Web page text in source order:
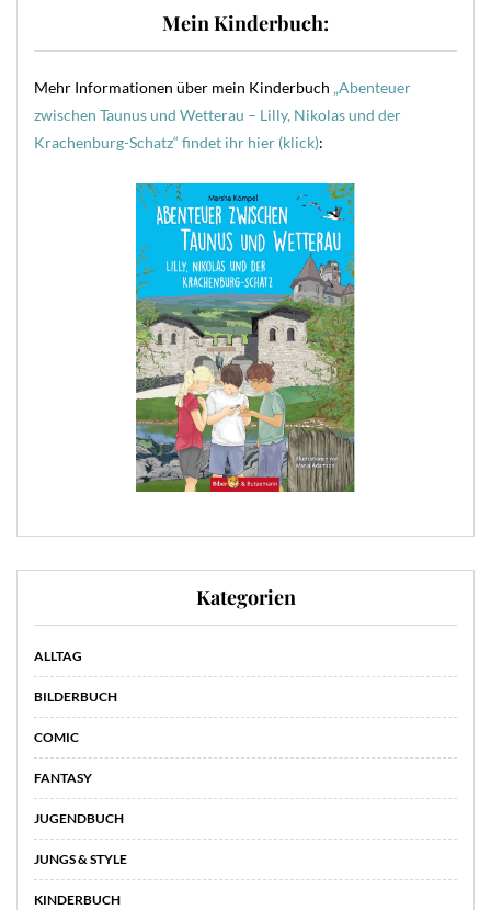
Mein Kinderbuch:
Mehr Informationen über mein Kinderbuch „Abenteuer
zwischen Taunus und Wetterau – Lilly, Nikolas und der
Krachenburg-Schatz“ findet ihr hier (klick):
Kategorien
ALLTAG
BILDERBUCH
COMIC
FANTASY
JUGENDBUCH
JUNGS & STYLE
KINDERBUCH